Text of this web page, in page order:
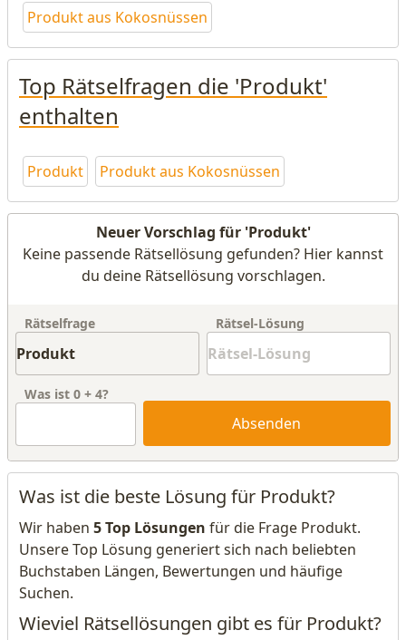
Produkt aus Kokosnüssen
Top Rätselfragen die 'Produkt'
enthalten
Produkt Produkt aus Kokosnüssen
Neuer Vorschlag für 'Produkt'
Keine passende Rätsellösung gefunden? Hier kannst
du deine Rätsellösung vorschlagen.
Rätselfrage Rätsel-Lösung
Was ist 0 + 4?
Absenden
Was ist die beste Lösung für Produkt?
Wir haben 5 Top Lösungen für die Frage Produkt.
Unsere Top Lösung generiert sich nach beliebten
Buchstaben Längen, Bewertungen und häufige
Suchen.
Wieviel Rätsellösungen gibt es für Produkt?